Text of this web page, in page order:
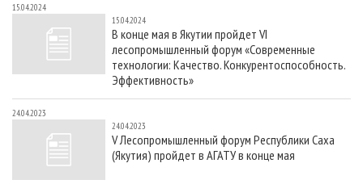
15.04.2024
15.04.2024
В конце мая в Якутии пройдет VI
лесопромышленный форум «Современные
технологии: Качество. Конкурентоспособность.
Эффективность»
24.04.2023
24.04.2023
V Лесопромышленный форум Республики Саха
(Якутия) пройдет в АГАТУ в конце мая